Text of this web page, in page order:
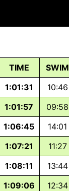
TIME SWIM
1:01:31 10:46
1:01:57 09:58
1:06:45 14:01
1:07:21 11:27
1:08:11 13:44
1:09:06 12:34